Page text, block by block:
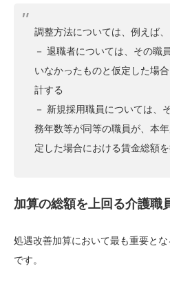
調整方法については、例えば、
－ 退職者については、その職
いなかったものと仮定した場
計する
－ 新規採用職員については、
務年数等が同等の職員が、本
定した場合における賃金総額
加算の総額を上回る介護職
処遇改善加算において最も重要と
です。